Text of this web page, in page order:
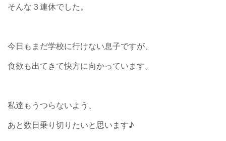
そんな３連休でした。
今日もまだ学校に行けない息子ですが、
食欲も出てきて快方に向かっています。
私達もうつらないよう、
あと数日乗り切りたいと思います♪